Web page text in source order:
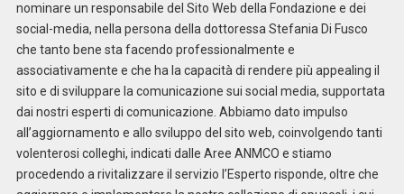
nominare un responsabile del Sito Web della Fondazione e dei
social-media, nella persona della dottoressa Stefania Di Fusco
che tanto bene sta facendo professionalmente e
associativamente e che ha la capacità di rendere più appealing il
sito e di sviluppare la comunicazione sui social media, supportata
dai nostri esperti di comunicazione. Abbiamo dato impulso
all’aggiornamento e allo sviluppo del sito web, coinvolgendo tanti
volenterosi colleghi, indicati dalle Aree ANMCO e stiamo
procedendo a rivitalizzare il servizio l’Esperto risponde, oltre che